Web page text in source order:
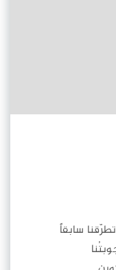
سابقاً